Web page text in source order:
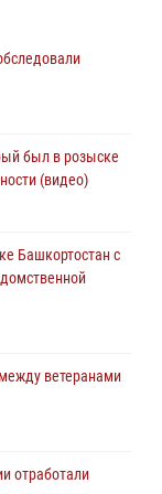
турнир на
(видео)
был в розыске
(видео)
Башкортостан с
ветеранами
отработали